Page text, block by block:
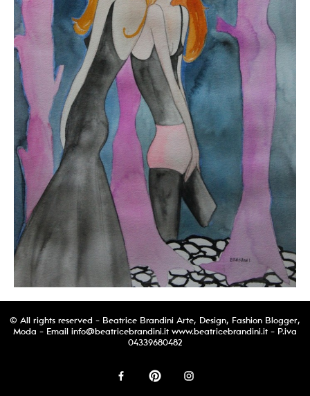
© All rights reserved - Beatrice Brandini Arte, Design, Fashion Blogger,
Moda - Email info@beatricebrandini.it www.beatricebrandini.it - P.iva
04339680482